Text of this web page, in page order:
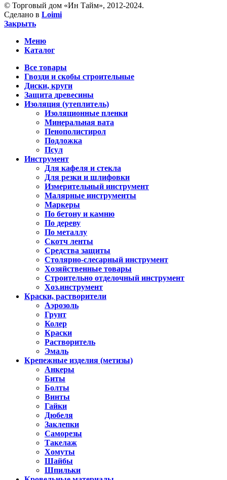
© Торговый дом «Ин Тайм», 2012-2024.
Сделано в Loimi
Закрыть
Меню
Каталог
Все товары
Гвозди и скобы строительные
Диски, круги
Защита древесины
Изоляция (утеплитель)
Изоляционные пленки
Минеральная вата
Пенополистирол
Подложка
Псул
Инструмент
Для кафеля и стекла
Для резки и шлифовки
Измерительный инструмент
Малярные инструменты
Маркеры
По бетону и камню
По дереву
По металлу
Скотч ленты
Средства защиты
Столярно-слесарный инструмент
Хозяйственные товары
Строительно отделочный инструмент
Хоз.инструмент
Краски, растворители
Аэрозоль
Грунт
Колер
Краски
Растворитель
Эмаль
Крепежные изделия (метизы)
Анкеры
Биты
Болты
Винты
Гайки
Дюбеля
Заклепки
Саморезы
Такелаж
Хомуты
Шайбы
Шпильки